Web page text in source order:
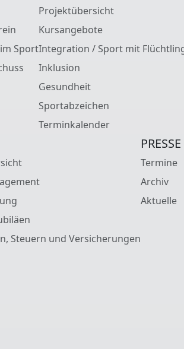
Sport
Projektübersicht
Kursangebote
Integration / Sport mit
Inklusion
Gesundheit
Sportabzeichen
Terminkalender
Steuern und Versicherungen
PRESSE
Termine
Archiv
Aktuelle